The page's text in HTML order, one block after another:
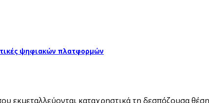
ψηφιακών πλατφορμών
εκμεταλλεύονται καταχρηστικά τη δεσπόζουσα